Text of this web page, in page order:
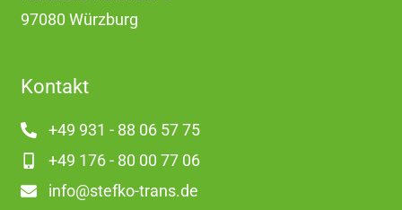
97080 Würzburg
Kontakt
+49 931 - 88 06 57 75
+49 176 - 80 00 77 06
info@stefko-trans.de